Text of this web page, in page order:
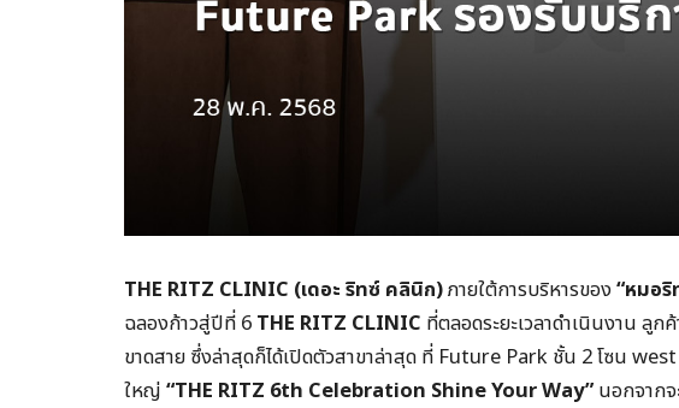
THE RITZ CLINIC (เดอะ ริทซ์ คลินิก)ภายใต้การบริหารของ“หมอริ
ฉลองก้าวสู่ปีที่ 6 THE RITZ CLINIC ที่ตลอดระยะเวลาดำเนินงาน ลูก
ขาดสาย ซึ่งล่าสุดก็ได้เปิดตัวสาขาล่าสุด ที่ Future Park ชั้น 2 โซน
ใหญ่ “THE RITZ 6th Celebration Shine Your Way” นอกจาก